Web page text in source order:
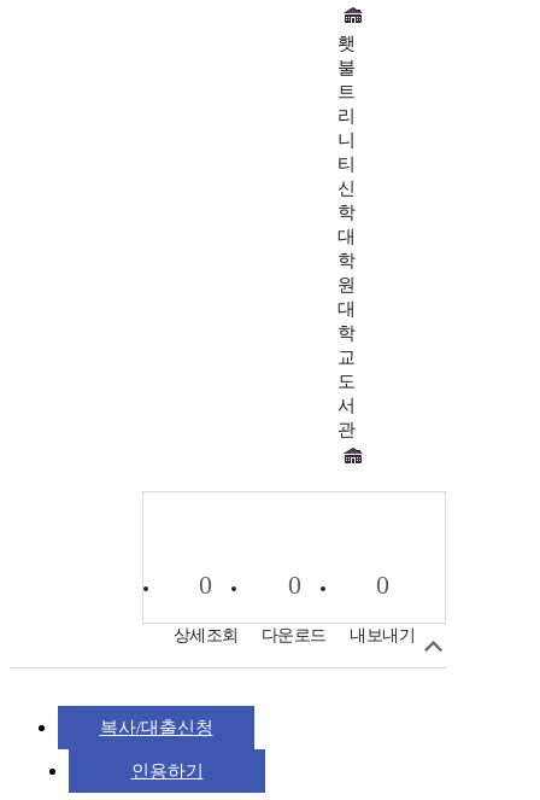
횃
불
트
리
니
티
신
학
대
학
원
대
학
교
도
서
관
0
상세조회
0
다운로드
0
내보내기
복사/대출신청
인용하기